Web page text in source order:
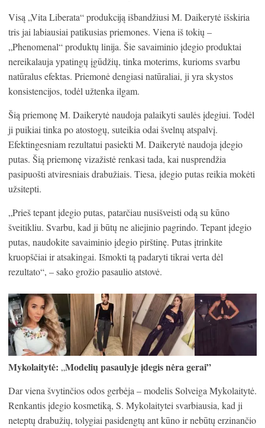
Visą „Vita Liberata“ produkciją išbandžiusi M. Daikerytė išskiria
tris jai labiausiai patikusias priemones. Viena iš tokių –
„Phenomenal“ produktų linija. Šie savaiminio įdegio produktai
nereikalauja ypatingų įgūdžių, tinka moterims, kurioms svarbu
natūralus efektas. Priemonė dengiasi natūraliai, ji yra skystos
konsistencijos, todėl užtenka ilgam.
Šią priemonę M. Daikerytė naudoja palaikyti saulės įdegiui. Todėl
ji puikiai tinka po atostogų, suteikia odai švelnų atspalvį.
Efektingesniam rezultatui pasiekti M. Daikerytė naudoja įdegio
putas. Šią priemonę vizažistė renkasi tada, kai nusprendžia
pasipuošti atviresniais drabužiais. Tiesa, įdegio putas reikia mokėti
užsitepti.
„Prieš tepant įdegio putas, patarčiau nusišveisti odą su kūno
šveitikliu. Svarbu, kad ji būtų ne aliejinio pagrindo. Tepant įdegio
putas, naudokite savaiminio įdegio pirštinę. Putas įtrinkite
kruopščiai ir atsakingai. Išmokti tą padaryti tikrai verta dėl
rezultato“, – sako grožio pasaulio atstovė.
Mykolaitytė: „Modelių pasaulyje įdegis nėra gerai”
Dar viena švytinčios odos gerbėja – modelis Solveiga Mykolaitytė.
Renkantis įdegio kosmetiką, S. Mykolaitytei svarbiausia, kad ji
neteptų drabužių, tolygiai pasidengtų ant kūno ir nebūtų erzinančio